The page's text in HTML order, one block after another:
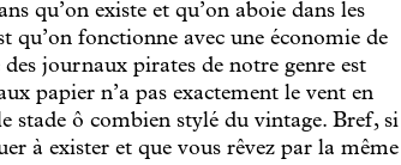
qu’on existe et qu’on aboie dans les
qu’on fonctionne avec une économie de
journaux pirates de notre genre est
papier n’a pas exactement le vent en
stade ô combien stylé du vintage. Bref, si
à exister et que vous rêvez par la même